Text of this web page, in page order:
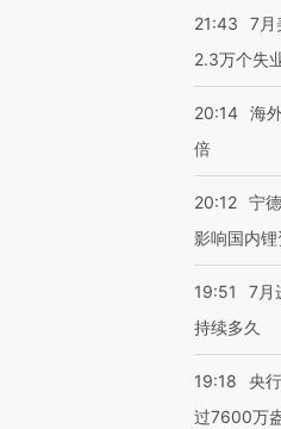
21:43
7月
2.3万个失
20:14 海
倍
20:12 宁
影响国内
19:51
7月
持续多久
19:18
央
过7600万